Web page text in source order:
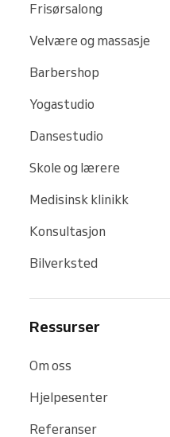
Frisørsalong
Velvære og massasje
Barbershop
Yogastudio
Dansestudio
Skole og lærere
Medisinsk klinikk
Konsultasjon
Bilverksted
Ressurser
Om oss
Hjelpesenter
Referanser